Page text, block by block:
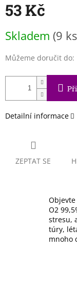
53 Kč
cena:
Skladem (9
Můžeme doručit do:
Detailní informace
ZEPTAT SE
Objevte
O2
stresu,
túry,
mnoho